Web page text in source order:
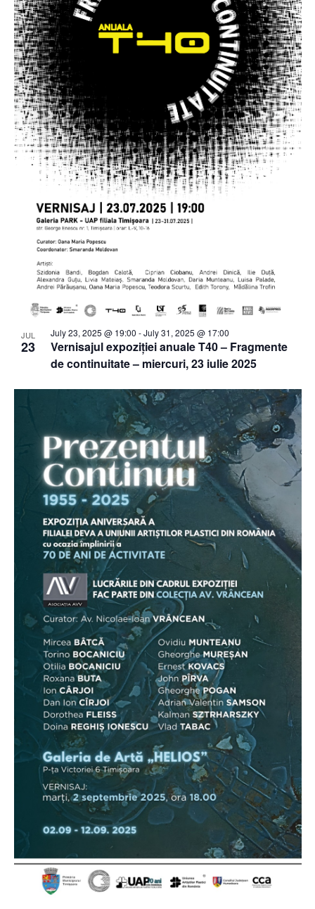
JUL
23
Vernisajul expoziției anuale T40 – Fragmente
de continuitate – miercuri, 23 iulie 2025
July 23, 2025 @ 19:00 -July 31, 2025 @ 17:00